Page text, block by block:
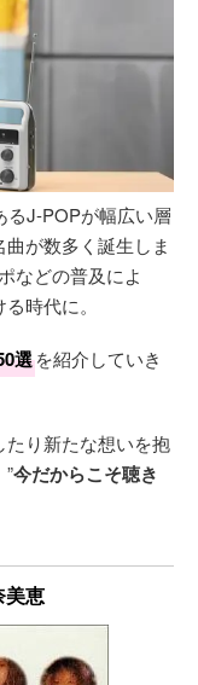
るJ-POPが幅広い層
が数多く誕生しま
などの普及によ
時代に。
選を紹介していき
り新たな想いを抱
今だからこそ聴き
美恵